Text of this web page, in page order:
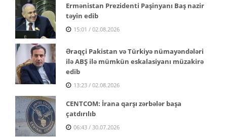
Ermənistan Prezidenti Paşinyanı Baş nazir
təyin edib
15:01 / 02.08.2026
Əraqçi Pakistan və Türkiyə nümayəndələri
ilə ABŞ ilə mümkün eskalasiyanı müzakirə
edib
13:23 / 02.08.2026
CENTCOM: İrana qarşı zərbələr başa
çatdırılıb
06:43 / 30.07.2026